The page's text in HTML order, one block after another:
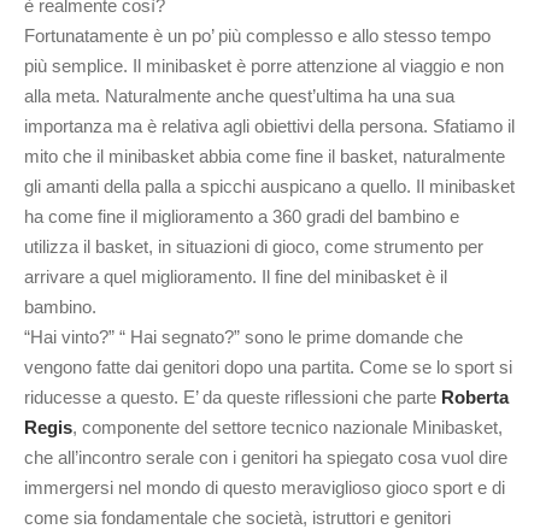
è realmente così?
Fortunatamente è un po’ più complesso e allo stesso tempo
più semplice. Il minibasket è porre attenzione al viaggio e non
alla meta. Naturalmente anche quest’ultima ha una sua
importanza ma è relativa agli obiettivi della persona. Sfatiamo il
mito che il minibasket abbia come fine il basket, naturalmente
gli amanti della palla a spicchi auspicano a quello. Il minibasket
ha come fine il miglioramento a 360 gradi del bambino e
utilizza il basket, in situazioni di gioco, come strumento per
arrivare a quel miglioramento. Il fine del minibasket è il
bambino.
“Hai vinto?” “ Hai segnato?” sono le prime domande che
vengono fatte dai genitori dopo una partita. Come se lo sport si
riducesse a questo. E’ da queste riflessioni che parte Roberta
Regis, componente del settore tecnico nazionale Minibasket,
che all’incontro serale con i genitori ha spiegato cosa vuol dire
immergersi nel mondo di questo meraviglioso gioco sport e di
come sia fondamentale che società, istruttori e genitori